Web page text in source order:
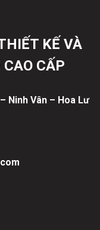
KẾ VÀ
CẤP
Ninh Vân – Hoa Lư